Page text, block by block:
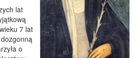
lat
7 lat
o